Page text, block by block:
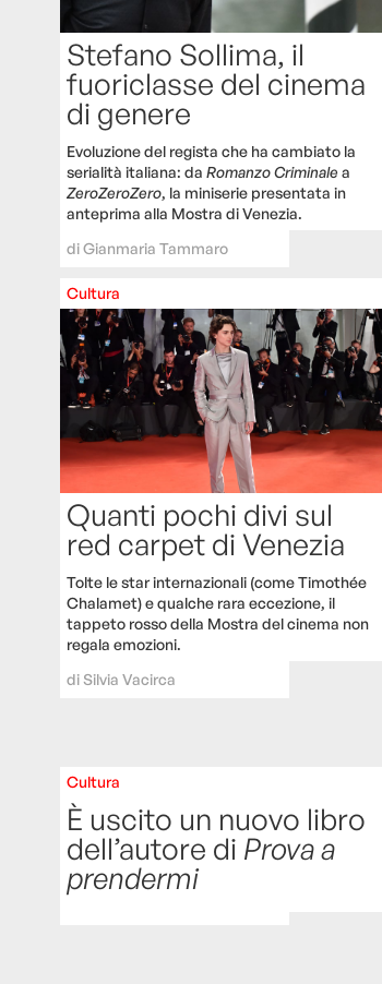
Stefano Sollima, il
fuoriclasse del cinema
di genere
Evoluzione del regista che ha cambiato la
serialità italiana: da Romanzo Criminale a
ZeroZeroZero, la miniserie presentata in
anteprima alla Mostra di Venezia.
diGianmaria Tammaro
Cultura
Quanti pochi divi sul
red carpet di Venezia
Tolte le star internazionali (come Timothée
Chalamet) e qualche rara eccezione, il
tappeto rosso della Mostra del cinema non
regala emozioni.
diSilvia Vacirca
Cultura
È uscito un nuovo libro
dell’autore di Prova a
prendermi